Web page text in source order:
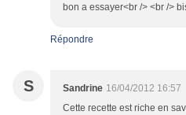
bon a essayer<br /> <br />
Répondre
S Sandrine 16/04/2012 16:57
Cette recette est riche en